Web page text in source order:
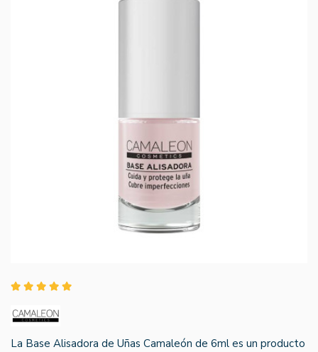
La Base Alisadora de Uñas Camaleón de 6ml es un producto